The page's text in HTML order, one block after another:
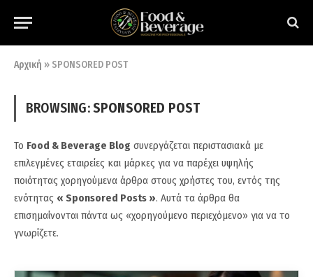
Αρχική » SPONSORED POST
BROWSING:SPONSORED POST
Το Food & Beverage Blog συνεργάζεται περιστασιακά με
επιλεγμένες εταιρείες και μάρκες για να παρέχει υψηλής
ποιότητας χορηγούμενα άρθρα στους χρήστες του, εντός της
ενότητας « Sponsored Posts ». Αυτά τα άρθρα θα
επισημαίνονται πάντα ως «χορηγούμενο περιεχόμενο» για να το
γνωρίζετε.